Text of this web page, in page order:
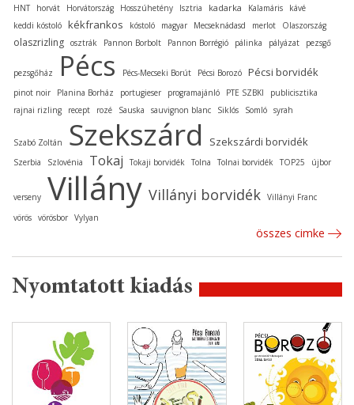
HNT
horvát Horvátország Hosszúhetény Isztria kadarka Kalamáris
kávé
keddi kóstoló kékfrankos kóstoló magyar Mecseknádasd merlot Olaszország
olaszrizling osztrák Pannon Borbolt Pannon Borrégió pálinka pályázat pezsgő
pezsgőház Pécs Pécs-Mecseki Borút Pécsi Borozó Pécsi borvidék
pinot noir Planina Borház portugieser programajánló PTE SZBKI
publicisztika
rajnai rizling
recept rozé Sauska sauvignon blanc Siklós Somló syrah
Szabó Zoltán Szekszárd Szekszárdi borvidék
Szerbia Szlovénia Tokaj Tokaji borvidék Tolna Tolnai borvidék TOP25 újbor
verseny Villány Villányi borvidék Villányi Franc
vörös vörösbor Vylyan
összes cimke
Nyomtatott kiadás